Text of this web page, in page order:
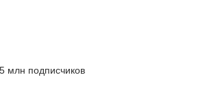
млн подписчиков